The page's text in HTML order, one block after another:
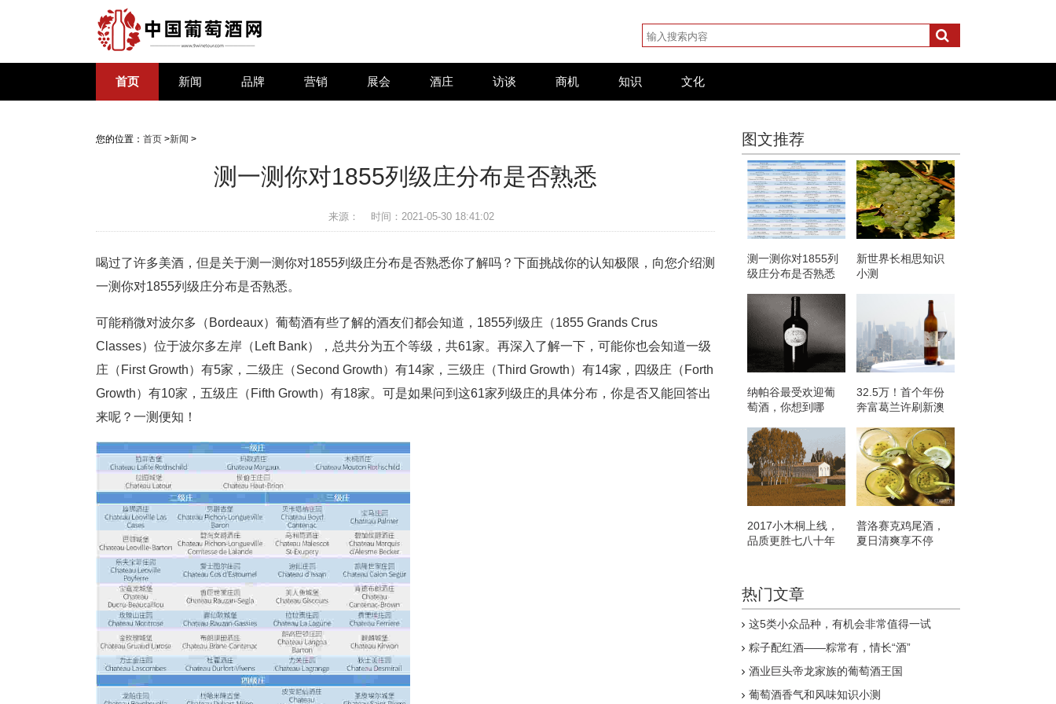
首页 新闻 品牌 营销 展会 酒庄 访谈 商机 知识 文化
您的位置： 首页 >新闻 >
测一测你对1855列级庄分布是否熟悉
来源： 时间：2021-05-30 18:41:02
喝过了许多美酒，但是关于测一测你对1855列级庄分布是否熟悉你了解吗？下面挑战你的认知极限，向您介绍测
一测你对1855列级庄分布是否熟悉。
可能稍微对波尔多（Bordeaux）葡萄酒有些了解的酒友们都会知道，1855列级庄（1855 Grands Crus
Classes）位于波尔多左岸（Left Bank），总共分为五个等级，共61家。再深入了解一下，可能你也会知道一级
庄（First Growth）有5家，二级庄（Second Growth）有14家，三级庄（Third Growth）有14家，四级庄（Forth
Growth）有10家，五级庄（Fifth Growth）有18家。可是如果问到这61家列级庄的具体分布，你是否又能回答出
来呢？一测便知！
图文推荐
测一测你对1855列
级庄分布是否熟悉
新世界长相思知识
小测
纳帕谷最受欢迎葡
萄酒，你想到哪
32.5万！首个年份
奔富葛兰许刷新澳
2017小木桐上线，
品质更胜七八十年
普洛赛克鸡尾酒，
夏日清爽享不停
热门文章
这5类小众品种，有机会非常值得一试
粽子配红酒——粽常有，情长“酒”
酒业巨头帝龙家族的葡萄酒王国
葡萄酒香气和风味知识小测